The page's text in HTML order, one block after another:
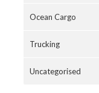
Ocean Cargo
Trucking
Uncategorised